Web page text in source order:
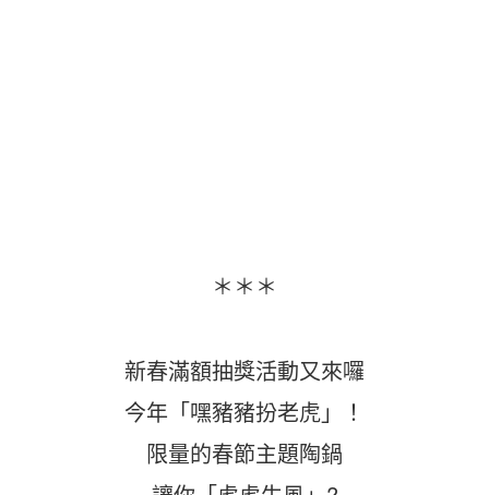
＊＊＊
新春滿額抽獎活動又來囉
今年「嘿豬豬扮老虎」！
限量的春節主題陶鍋